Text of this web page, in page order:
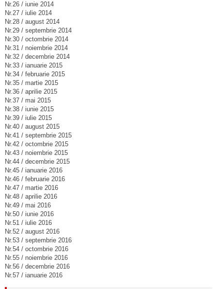
Nr.26 / iunie 2014
Nr.27 / iulie 2014
Nr.28 / august 2014
Nr.29 / septembrie 2014
Nr.30 / octombrie 2014
Nr.31 / noiembrie 2014
Nr.32 / decembrie 2014
Nr.33 / ianuarie 2015
Nr.34 / februarie 2015
Nr.35 / martie 2015
Nr.36 / aprilie 2015
Nr.37 / mai 2015
Nr.38 / iunie 2015
Nr.39 / iulie 2015
Nr.40 / august 2015
Nr.41 / septembrie 2015
Nr.42 / octombrie 2015
Nr.43 / noiembrie 2015
Nr.44 / decembrie 2015
Nr.45 / ianuarie 2016
Nr.46 / februarie 2016
Nr.47 / martie 2016
Nr.48 / aprilie 2016
Nr.49 / mai 2016
Nr.50 / iunie 2016
Nr.51 / iulie 2016
Nr.52 / august 2016
Nr.53 / septembrie 2016
Nr.54 / octombrie 2016
Nr.55 / noiembrie 2016
Nr.56 / decembrie 2016
Nr.57 / ianuarie 2016